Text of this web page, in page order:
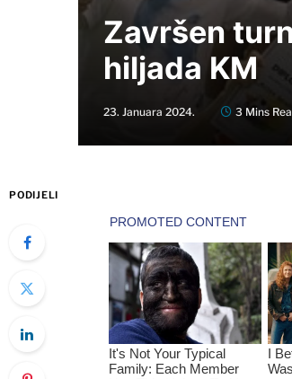
Završen
hiljada KM
23. Januara 2024. 3 Mins
PODIJELI